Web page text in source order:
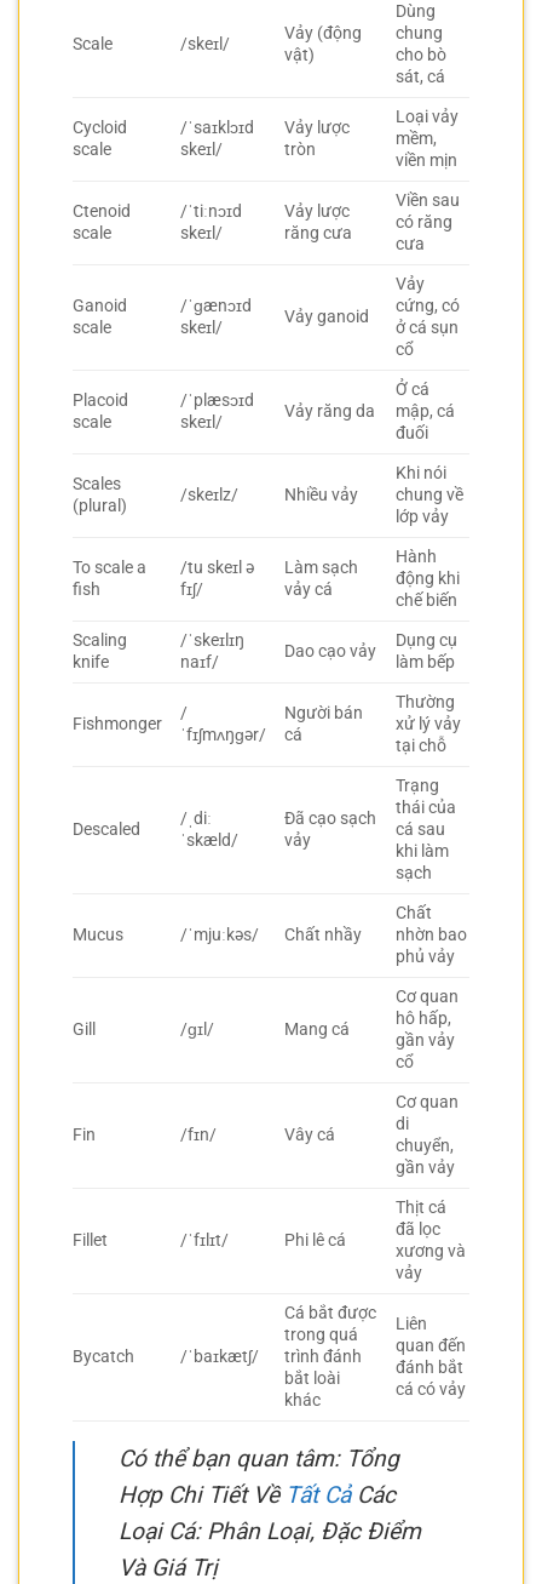
Scale /skeɪl/
Vảy (động
vật)
Dùng
chung
cho bò
sát, cá
Cycloid
scale
/ˈsaɪklɔɪd
skeɪl/
Vảy lược
tròn
Loại vảy
mềm,
viền mịn
Ctenoid
scale
/ˈtiːnɔɪd
skeɪl/
Vảy lược
răng cưa
Viền sau
có răng
cưa
Ganoid
scale
/ˈɡænɔɪd
skeɪl/
Vảy ganoid
Vảy
cứng, có
ở cá sụn
cổ
Placoid
scale
/ˈplæsɔɪd
skeɪl/
Vảy răng da
Ở cá
mập, cá
đuối
Scales
(plural)
/skeɪlz/ Nhiều vảy
Khi nói
chung về
lớp vảy
To scale a
fish
/tu skeɪl ə
fɪʃ/
Làm sạch
vảy cá
Hành
động khi
chế biến
Scaling
knife
/ˈskeɪlɪŋ
naɪf/
Dao cạo vảy
Dụng cụ
làm bếp
Fishmonger
/
ˈfɪʃmʌŋɡər/
Người bán
cá
Thường
xử lý vảy
tại chỗ
Descaled
/ˌdiː
ˈskæld/
Đã cạo sạch
vảy
Trạng
thái của
cá sau
khi làm
sạch
Mucus /ˈmjuːkəs/ Chất nhầy
Chất
nhờn bao
phủ vảy
Gill /ɡɪl/ Mang cá
Cơ quan
hô hấp,
gần vảy
cổ
Fin /fɪn/ Vây cá
Cơ quan
di
chuyển,
gần vảy
Fillet /ˈfɪlɪt/ Phi lê cá
Thịt cá
đã lọc
xương và
vảy
Bycatch /ˈbaɪkætʃ/
Cá bắt được
trong quá
trình đánh
bắt loài
khác
Liên
quan đến
đánh bắt
cá có vảy
Có thể bạn quan tâm: Tổng
Hợp Chi Tiết Về Tất CảCác
Loại Cá: Phân Loại, Đặc Điểm
Và Giá Trị